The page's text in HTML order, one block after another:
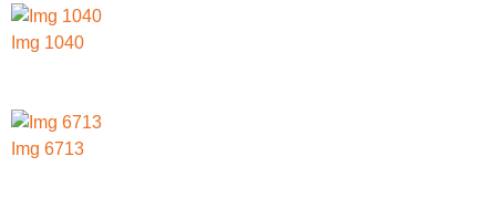
Img 1040
Img 6713